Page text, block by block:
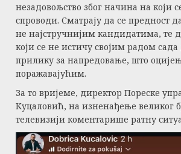
незадовољство због начина на који
спроводи. Сматрају да се предност
не најстручнијим кандидатима, те
који се не истичу својим радом сада
прилику за напредовање, што
поражавајућим.
За то вријеме, директор Пореске
Куцаловић, на изненађење великог
телевизији коментарише ратну